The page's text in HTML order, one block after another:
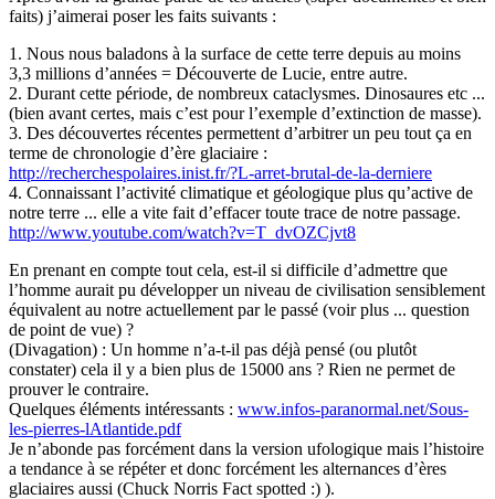
faits) j’aimerai poser les faits suivants :
1. Nous nous baladons à la surface de cette terre depuis au moins
3,3 millions d’années = Découverte de Lucie, entre autre.
2. Durant cette période, de nombreux cataclysmes. Dinosaures etc ...
(bien avant certes, mais c’est pour l’exemple d’extinction de masse).
3. Des découvertes récentes permettent d’arbitrer un peu tout ça en
terme de chronologie d’ère glaciaire :
http://recherchespolaires.inist.fr/?L-arret-brutal-de-la-derniere
4. Connaissant l’activité climatique et géologique plus qu’active de
notre terre ... elle a vite fait d’effacer toute trace de notre passage.
http://www.youtube.com/watch?v=T_dvOZCjvt8
En prenant en compte tout cela, est-il si difficile d’admettre que
l’homme aurait pu développer un niveau de civilisation sensiblement
équivalent au notre actuellement par le passé (voir plus ... question
de point de vue) ?
(Divagation) : Un homme n’a-t-il pas déjà pensé (ou plutôt
constater) cela il y a bien plus de 15000 ans ? Rien ne permet de
prouver le contraire.
Quelques éléments intéressants : www.infos-paranormal.net/Sous-
les-pierres-lAtlantide.pdf
Je n’abonde pas forcément dans la version ufologique mais l’histoire
a tendance à se répéter et donc forcément les alternances d’ères
glaciaires aussi (Chuck Norris Fact spotted :) ).